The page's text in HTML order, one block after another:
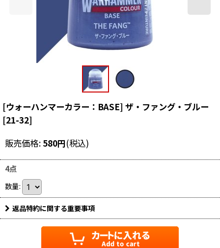
[ウォーハンマーカラー：BASE] ザ・ファング・ブルー
[21-32]
販売価格: 580円(税込)
4点
数量:
返品特約に関する重要事項